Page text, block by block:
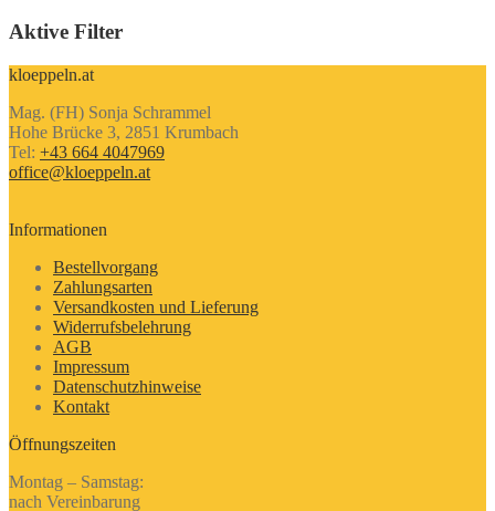
Aktive Filter
kloeppeln.at
Mag. (FH) Sonja Schrammel
Hohe Brücke 3, 2851 Krumbach
Tel: +43 664 4047969
office@kloeppeln.at
Informationen
Bestellvorgang
Zahlungsarten
Versandkosten und Lieferung
Widerrufsbelehrung
AGB
Impressum
Datenschutzhinweise
Kontakt
Öffnungszeiten
Montag – Samstag:
nach Vereinbarung